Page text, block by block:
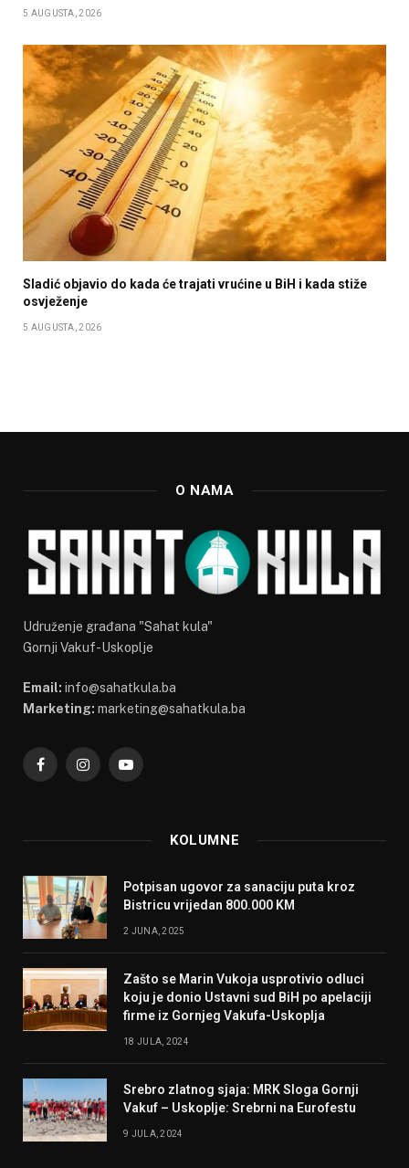
5 AUGUSTA, 2026
Sladić objavio do kada će trajati vrućine u BiH i kada stiže
osvježenje
5 AUGUSTA, 2026
O NAMA
Udruženje građana "Sahat kula"
Gornji Vakuf-Uskoplje
Email: info@sahatkula.ba
Marketing: marketing@sahatkula.ba
FacebookInstagramYouTube
KOLUMNE
Potpisan ugovor za sanaciju puta kroz
Bistricu vrijedan 800.000 KM
2 JUNA, 2025
Zašto se Marin Vukoja usprotivio odluci
koju je donio Ustavni sud BiH po apelaciji
firme iz Gornjeg Vakufa-Uskoplja
18 JULA, 2024
Srebro zlatnog sjaja: MRK Sloga Gornji
Vakuf – Uskoplje: Srebrni na Eurofestu
9 JULA, 2024